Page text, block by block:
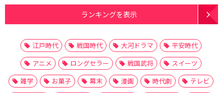
ランキングを表示
江戸時代 戦国時代 大河ドラマ
平安時代
アニメ
ロングセラー 戦国武将
スイーツ
雑学
お菓子 幕末 漫画 時代劇
テレビ